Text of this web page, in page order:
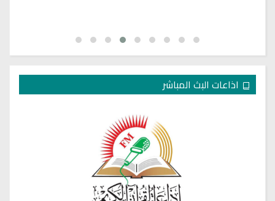
اذاعات البث المباشر